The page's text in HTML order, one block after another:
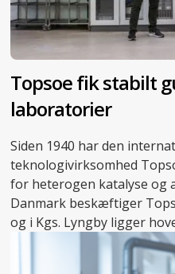
Topsoe fik stabilt
laboratorier
Siden 1940 har den
teknologivirksomhed
for heterogen katalyse
Danmark beskæftiger
og i Kgs. Lyngby ligger
adskillige laboratorier, der
virksomhedens